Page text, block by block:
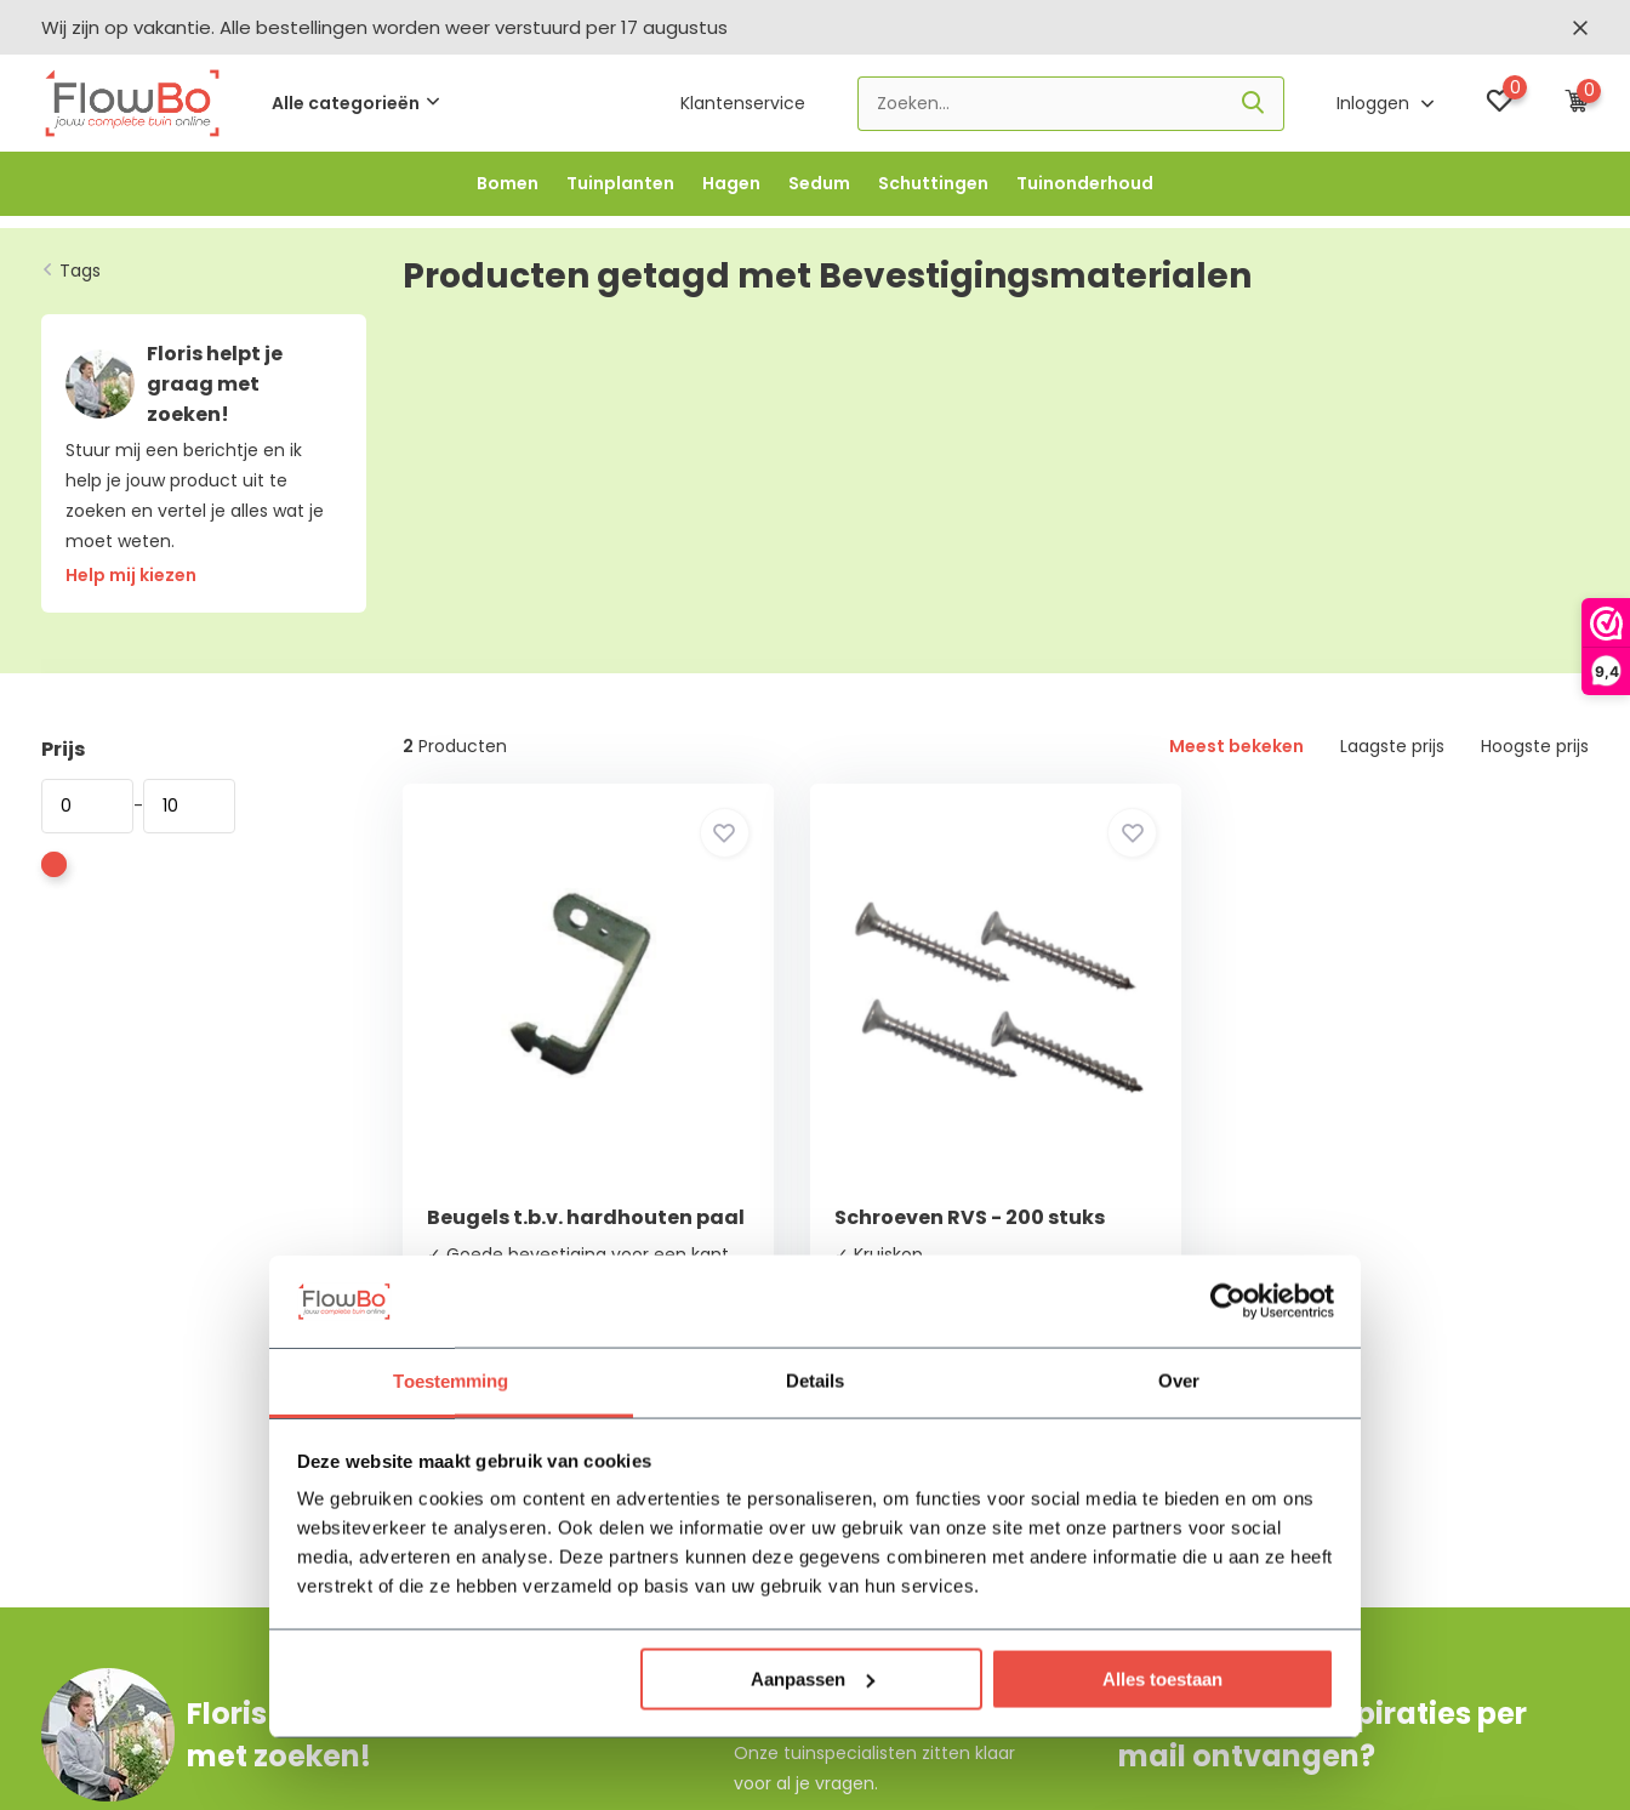
Toestemming Details Over
Deze website maakt gebruik van cookies
We gebruiken cookies om content en advertenties te personaliseren, om functies voor social media te bieden en om ons
websiteverkeer te analyseren. Ook delen we informatie over uw gebruik van onze site met onze partners voor social
media, adverteren en analyse. Deze partners kunnen deze gegevens combineren met andere informatie die u aan ze heeft
verstrekt of die ze hebben verzameld op basis van uw gebruik van hun services.
Aanpassen Alles toestaan
9,4
Wij zijn op vakantie. Alle bestellingen worden weer verstuurd per 17 augustus
Alle categorieën Klantenservice Inloggen
0 0
Bomen Tuinplanten Hagen Sedum Schuttingen Tuinonderhoud
-2,5% vanaf €250 -FLOWBO250 -5% vanaf €500 -FLOWBO500 -7,5% vanaf €1000 -
Tags
Floris helpt je
graag met
zoeken!
Stuur mij een berichtje en ik
help je jouw product uit te
zoeken en vertel je alles wat je
moet weten.
Help mij kiezen
Producten getagd met Bevestigingsmaterialen
Prijs
-
2 Producten Meest bekeken Laagste prijs Hoogste prijs
Beugels t.b.v. hardhouten paal
✓ Goede bevestiging voor een kant
Op voorraad
Schroeven RVS - 200 stuks
✓ Kruiskop
Floris helpt je graag
met zoeken!
Neem contact op
Onze tuinspecialisten zitten klaar
voor al je vragen.
De beste tuininspiraties per
mail ontvangen?